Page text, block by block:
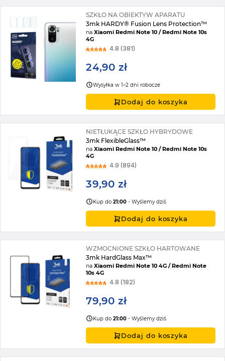
SZKŁO NA OBIEKTYW APARATU
3mk HARDY® Fusion Lens Protection™
naXiaomi Redmi Note 10 / Redmi Note 10s
4G
4.8 (381)
24,90 zł
Wysyłka w 1–2 dni robocze
Dodaj do koszyka
NIETŁUKĄCE SZKŁO HYBRYDOWE
3mk FlexibleGlass™
naXiaomi Redmi Note 10 / Redmi Note 10s
4G
4.9 (894)
39,90 zł
Kup do21:00 - Wyślemy dziś
Dodaj do koszyka
WZMOCNIONE SZKŁO HARTOWANE
3mk HardGlass Max™
naXiaomi Redmi Note 10 4G / Redmi Note
10s 4G
4.8 (182)
79,90 zł
Kup do21:00 - Wyślemy dziś
Dodaj do koszyka